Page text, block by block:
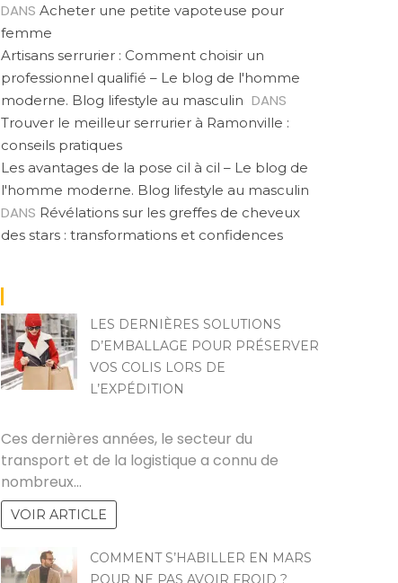
DANS Acheter une petite vapoteuse pour
femme
Artisans serrurier : Comment choisir un
professionnel qualifié – Le blog de l'homme
moderne. Blog lifestyle au masculin DANS
Trouver le meilleur serrurier à Ramonville :
conseils pratiques
Les avantages de la pose cil à cil – Le blog de
l'homme moderne. Blog lifestyle au masculin
DANS Révélations sur les greffes de cheveux
des stars : transformations et confidences
LES DERNIÈRES SOLUTIONS
D’EMBALLAGE POUR PRÉSERVER
VOS COLIS LORS DE
L’EXPÉDITION
Ces dernières années, le secteur du
transport et de la logistique a connu de
nombreux…
VOIR ARTICLE
COMMENT S’HABILLER EN MARS
POUR NE PAS AVOIR FROID ?